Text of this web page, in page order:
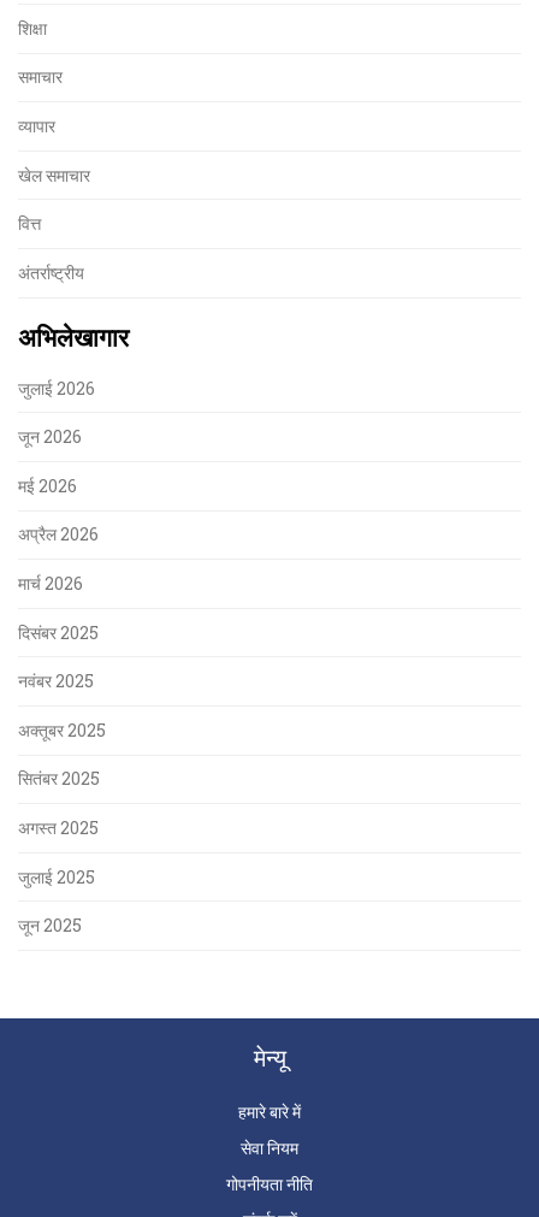
शिक्षा
समाचार
व्यापार
खेल समाचार
वित्त
अंतर्राष्ट्रीय
अभिलेखागार
जुलाई 2026
जून 2026
मई 2026
अप्रैल 2026
मार्च 2026
दिसंबर 2025
नवंबर 2025
अक्तूबर 2025
सितंबर 2025
अगस्त 2025
जुलाई 2025
जून 2025
मेन्यू
हमारे बारे में
सेवा नियम
गोपनीयता नीति